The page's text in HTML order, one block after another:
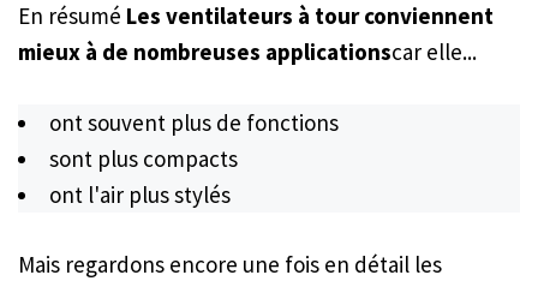
En résumé Les ventilateurs à tour conviennent
mieux à de nombreuses applicationscar elle...
ont souvent plus de fonctions
sont plus compacts
ont l'air plus stylés
Mais regardons encore une fois en détail les